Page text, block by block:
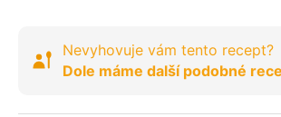
Nevyhovuje vám tento recept?
Dole máme další podobné